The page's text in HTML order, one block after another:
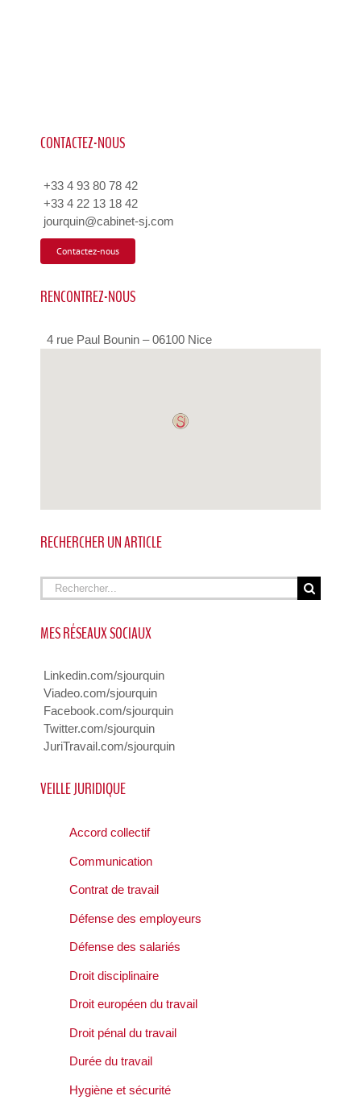
CONTACTEZ-NOUS
+33 4 93 80 78 42
+33 4 22 13 18 42
jourquin@cabinet-sj.com
Contactez-nous
RENCONTREZ-NOUS
4 rue Paul Bounin – 06100 Nice
RECHERCHER UN ARTICLE
Rechercher
MES RÉSEAUX SOCIAUX
Linkedin.com/sjourquin
Viadeo.com/sjourquin
Facebook.com/sjourquin
Twitter.com/sjourquin
JuriTravail.com/sjourquin
VEILLE JURIDIQUE
Accord collectif
Communication
Contrat de travail
Défense des employeurs
Défense des salariés
Droit disciplinaire
Droit européen du travail
Droit pénal du travail
Durée du travail
Hygiène et sécurité